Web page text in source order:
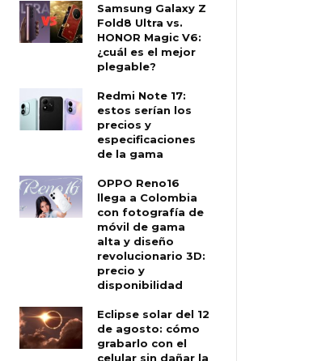
Samsung Galaxy Z
Fold8 Ultra vs.
HONOR Magic V6:
¿cuál es el mejor
plegable?
Redmi Note 17:
estos serían los
precios y
especificaciones
de la gama
OPPO Reno16
llega a Colombia
con fotografía de
móvil de gama
alta y diseño
revolucionario 3D:
precio y
disponibilidad
Eclipse solar del 12
de agosto: cómo
grabarlo con el
celular sin dañar la